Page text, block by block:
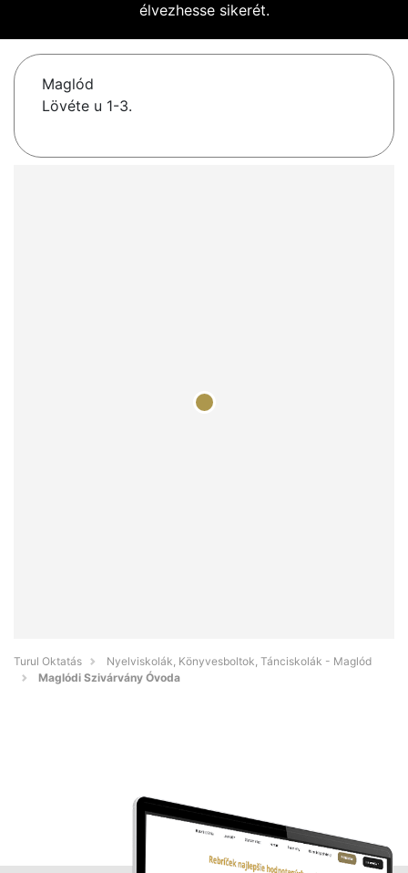
élvezhesse sikerét.
Maglód
Lövéte u 1-3.
Turul Oktatás
Nyelviskolák, Könyvesboltok, Tánciskolák - Maglód
Maglódi Szivárvány Óvoda